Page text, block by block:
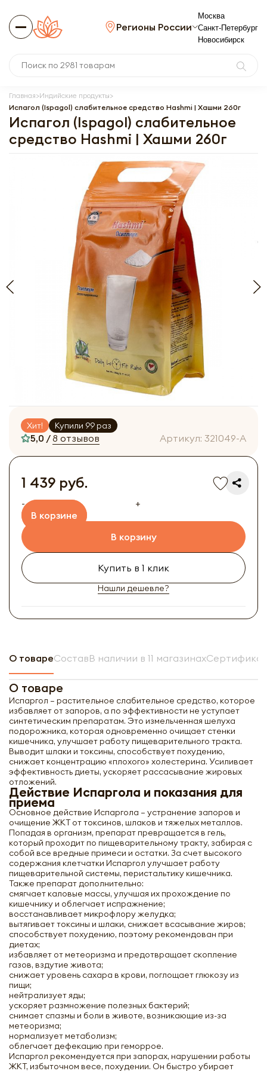
Регионы России
Москва
Санкт-Петербург
Новосибирск
Главная Индийские продукты
Испагол (Ispagol) слабительное средство Hashmi | Хашми 260г
Испагол (Ispagol) слабительное
средство Hashmi | Хашми 260г
Хит! Купили 99 раз
5,0 /8 отзывов Артикул: 321049-A
1 439 руб.
-
+
В корзине
В корзину
Купить в 1 клик
Нашли дешевле?
О товареСоставВ наличии в 11 магазинах
О товаре
Испаргол – растительное слабительное средство, которое
избавляет от запоров, а по эффективности не уступает
синтетическим препаратам. Это измельченная шелуха
подорожника, которая одновременно очищает стенки
кишечника, улучшает работу пищеварительного тракта.
Выводит шлаки и токсины, способствует похудению,
снижает концентрацию «плохого» холестерина. Усиливает
эффективность диеты, ускоряет рассасывание жировых
отложений.
Действие Испаргола и показания для
приема
Основное действие Испаргола – устранение запоров и
очищение ЖКТ от токсинов, шлаков и тяжелых металлов.
Попадая в организм, препарат превращается в гель,
который проходит по пищеварительному тракту, забирая с
собой все вредные примеси и остатки. За счет высокого
содержания клетчатки Испаргол улучшает работу
пищеварительной системы, перистальтику кишечника.
Также препарат дополнительно:
смягчает каловые массы, улучшая их прохождение по
кишечнику и облегчает испражнение;
восстанавливает микрофлору желудка;
вытягивает токсины и шлаки, снижает всасывание жиров;
способствует похудению, поэтому рекомендован при
диетах;
избавляет от метеоризма и предотвращает скопление
газов, вздутие живота;
снижает уровень сахара в крови, поглощает глюкозу из
пищи;
нейтрализует яды;
ускоряет размножение полезных бактерий;
снимает спазмы и боли в животе, возникающие из-за
метеоризма;
нормализует метаболизм;
облегчает дефекацию при геморрое.
Испаргол рекомендуется при запорах, нарушении работы
ЖКТ, избыточном весе, похудении. Он быстро убирает